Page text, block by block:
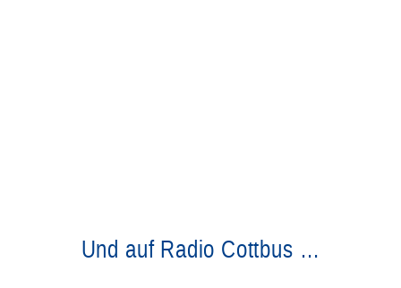
Und auf Radio Cottbus …